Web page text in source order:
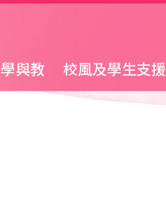
學與教 校風及學生支援